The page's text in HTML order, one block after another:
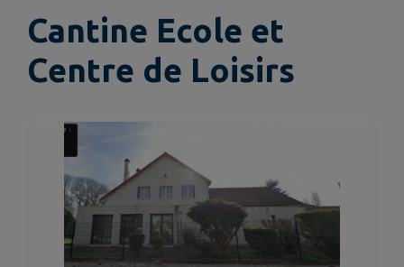
Cantine Ecole et
Centre de Loisirs